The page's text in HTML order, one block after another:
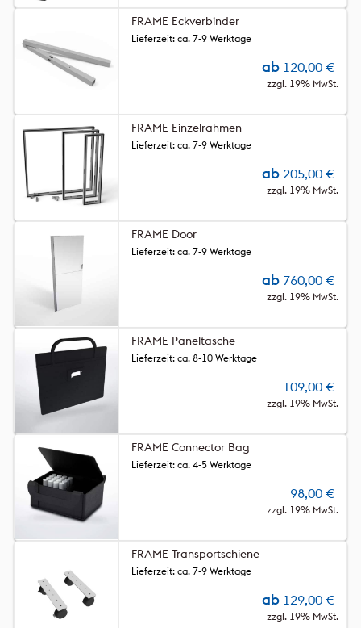
FRAME Eckverbinder
Lieferzeit: ca. 7-9 Werktage
ab 120,00 €
zzgl. 19% MwSt.
FRAME Einzelrahmen
Lieferzeit: ca. 7-9 Werktage
ab 205,00 €
zzgl. 19% MwSt.
FRAME Door
Lieferzeit: ca. 7-9 Werktage
ab 760,00 €
zzgl. 19% MwSt.
FRAME Paneltasche
109,00 €
zzgl. 19% MwSt.
Lieferzeit: ca. 8-10 Werktage
FRAME Connector Bag
98,00 €
zzgl. 19% MwSt.
Lieferzeit: ca. 4-5 Werktage
FRAME Transportschiene
Lieferzeit: ca. 7-9 Werktage
ab 129,00 €
zzgl. 19% MwSt.